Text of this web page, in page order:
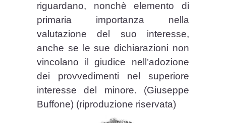
riguardano, nonchè elemento di
primaria importanza nella
valutazione del suo interesse,
anche se le sue dichiarazioni non
vincolano il giudice nell’adozione
dei provvedimenti nel superiore
interesse del minore. (Giuseppe
Buffone) (riproduzione riservata)